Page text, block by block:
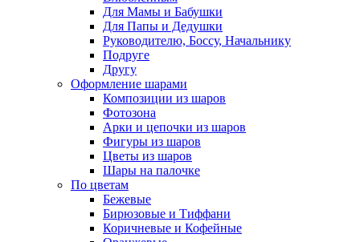
Для Мамы и Бабушки
Для Папы и Дедушки
Руководителю, Боссу, Начальнику
Подруге
Другу
Оформление шарами
Композиции из шаров
Фотозона
Арки и цепочки из шаров
Фигуры из шаров
Цветы из шаров
Шары на палочке
По цветам
Бежевые
Бирюзовые и Тиффани
Коричневые и Кофейные